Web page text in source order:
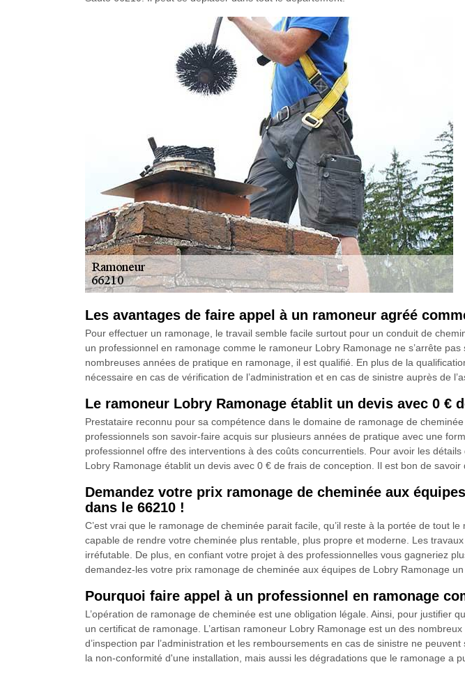
Les avantages de faire appel à un ramoneur agréé
Pour effectuer un ramonage, le travail semble facile surtout pour un conduit de
un professionnel en ramonage comme le ramoneur Lobry Ramonage ne s’arrête
nombreuses années de pratique en ramonage, il est qualifié. En plus de la
nécessaire en cas de vérification de l’administration et en cas de sinistre auprès de
Le ramoneur Lobry Ramonage établit un devis avec 0 €
Prestataire reconnu pour sa compétence dans le domaine de ramonage de
professionnels son savoir-faire acquis sur plusieurs années de pratique avec une
professionnel offre des interventions à des coûts concurrentiels. Pour avoir les
Lobry Ramonage établit un devis avec 0 € de frais de conception. Il est bon de savoir
Demandez votre prix ramonage de cheminée aux
dans le 66210 !
C’est vrai que le ramonage de cheminée parait facile, qu’il reste à la portée de tout
capable de rendre votre cheminée plus rentable, plus propre et moderne. Les
irréfutable. De plus, en confiant votre projet à des professionnelles vous gagneriez
demandez-les votre prix ramonage de cheminée aux équipes de Lobry Ramonage
Pourquoi faire appel à un professionnel en ramonage
L’opération de ramonage de cheminée est une obligation légale. Ainsi, pour justifier
un certificat de ramonage. L’artisan ramoneur Lobry Ramonage est un des
d’inspection par l’administration et les remboursements en cas de sinistre ne
la non-conformité d'une installation, mais aussi les dégradations que le ramonage a